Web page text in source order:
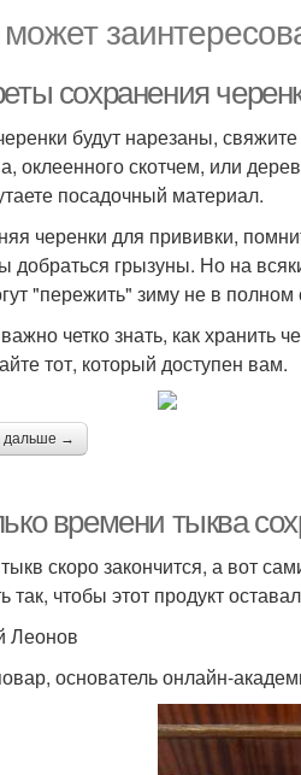
сохранения
будут нарезаны,
оклеенного скотчем, или
посадочный материал.
черенки для прививки,
добраться грызуны. Но на
"пережить" зиму не в полном
четко знать, как хранить
тот, который доступен вам.
дальше →
времени тыква
скоро закончится, а вот
так, чтобы этот продукт
Леонов
основатель онлайн-